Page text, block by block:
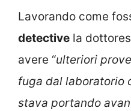
Lavorando come
detective la
avere “ulteriori
fuga dal laboratorio
stava portando